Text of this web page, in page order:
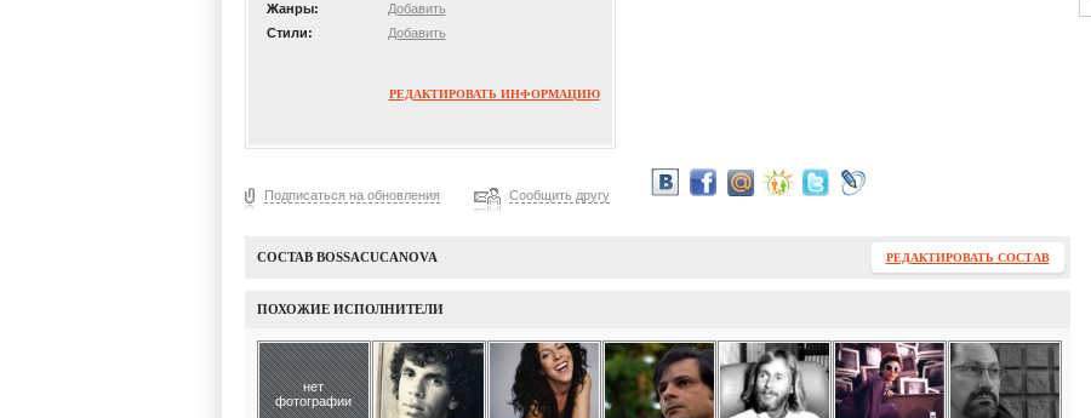
Жанры:
Добавить
Стили:
Добавить
РЕДАКТИРОВАТЬ ИНФОРМАЦИЮ
Подписаться на обновления Сообщить другу
СОСТАВ BOSSACUCANOVA РЕДАКТИРОВАТЬ СОСТАВ
ПОХОЖИЕ ИСПОЛНИТЕЛИ
нет
фотографии